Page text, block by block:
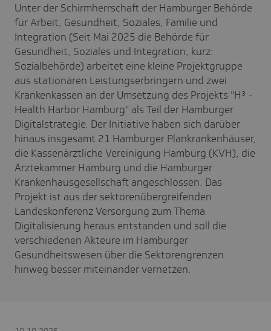
Unter der Schirmherrschaft der Hamburger Behörde
für Arbeit, Gesundheit, Soziales, Familie und
Integration (Seit Mai 2025 die Behörde für
Gesundheit, Soziales und Integration, kurz:
Sozialbehörde) arbeitet eine kleine Projektgruppe
aus stationären Leistungserbringern und zwei
Krankenkassen an der Umsetzung des Projekts "H³ -
Health Harbor Hamburg" als Teil der Hamburger
Digitalstrategie. Der Initiative haben sich darüber
hinaus insgesamt 21 Hamburger Plankrankenhäuser,
die Kassenärztliche Vereinigung Hamburg (KVH), die
Ärztekammer Hamburg und die Hamburger
Krankenhausgesellschaft angeschlossen. Das
Projekt ist aus der sektorenübergreifenden
Landeskonferenz Versorgung zum Thema
Digitalisierung heraus entstanden und soll die
verschiedenen Akteure im Hamburger
Gesundheitswesen über die Sektorengrenzen
hinweg besser miteinander vernetzen.